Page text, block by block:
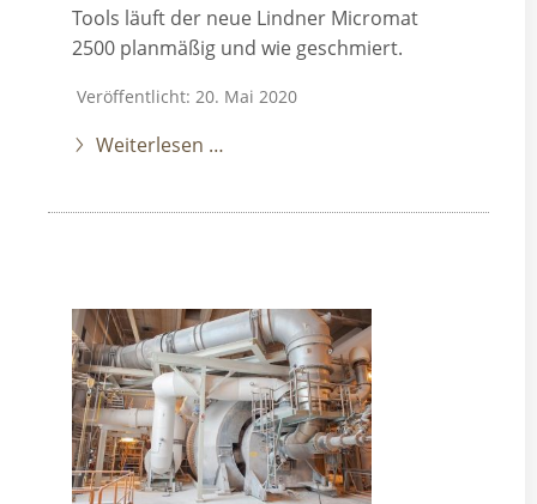
Tools läuft der neue Lindner Micromat
2500 planmäßig und wie geschmiert.
Veröffentlicht: 20. Mai 2020
Weiterlesen …